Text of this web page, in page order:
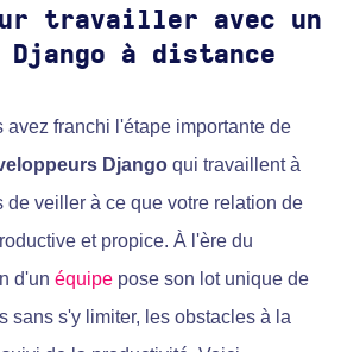
travailler avec un
Django à distance
avez franchi l'étape importante de
Django qui travaillent à
de veiller à ce que votre relation de
et propice. À l'ère du
d'un équipe pose son lot unique de
sans s'y limiter, les obstacles à la